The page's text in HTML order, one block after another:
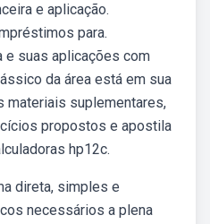
e aplicação.
para.
e suas aplicações com
da área está em sua
materiais suplementares,
propostos e apostila
hp12c.
direta, simples e
necessários a plena